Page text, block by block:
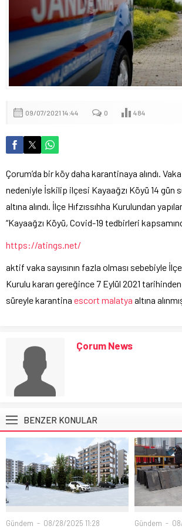
09/07/2021 14:44 0 484
Çorum’da bir köy daha karantinaya alındı. Vaka
nedeniyle İskilip ilçesi Kayaağzı Köyü 14 gün
altına alındı. İlçe Hıfzıssıhha Kurulundan
“Kayaağzı Köyü, Covid-19 tedbirleri
https://atings.net/
aktif vaka sayısının fazla olması sebebiyle
Kurulu kararı gereğince 7 Eylül 2021
süreyle karantina escort malatya altına
Çorum News
BENZER KONULAR
Gündem 08/28/2025 11:28 Gündem